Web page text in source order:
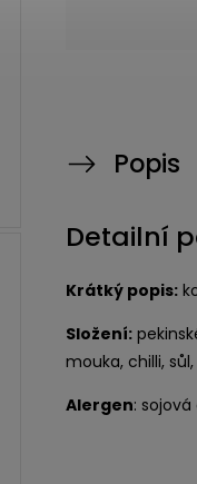
Popis
Detailní
Krátký popis:
Složení:
mouka, chilli,
Alergen: